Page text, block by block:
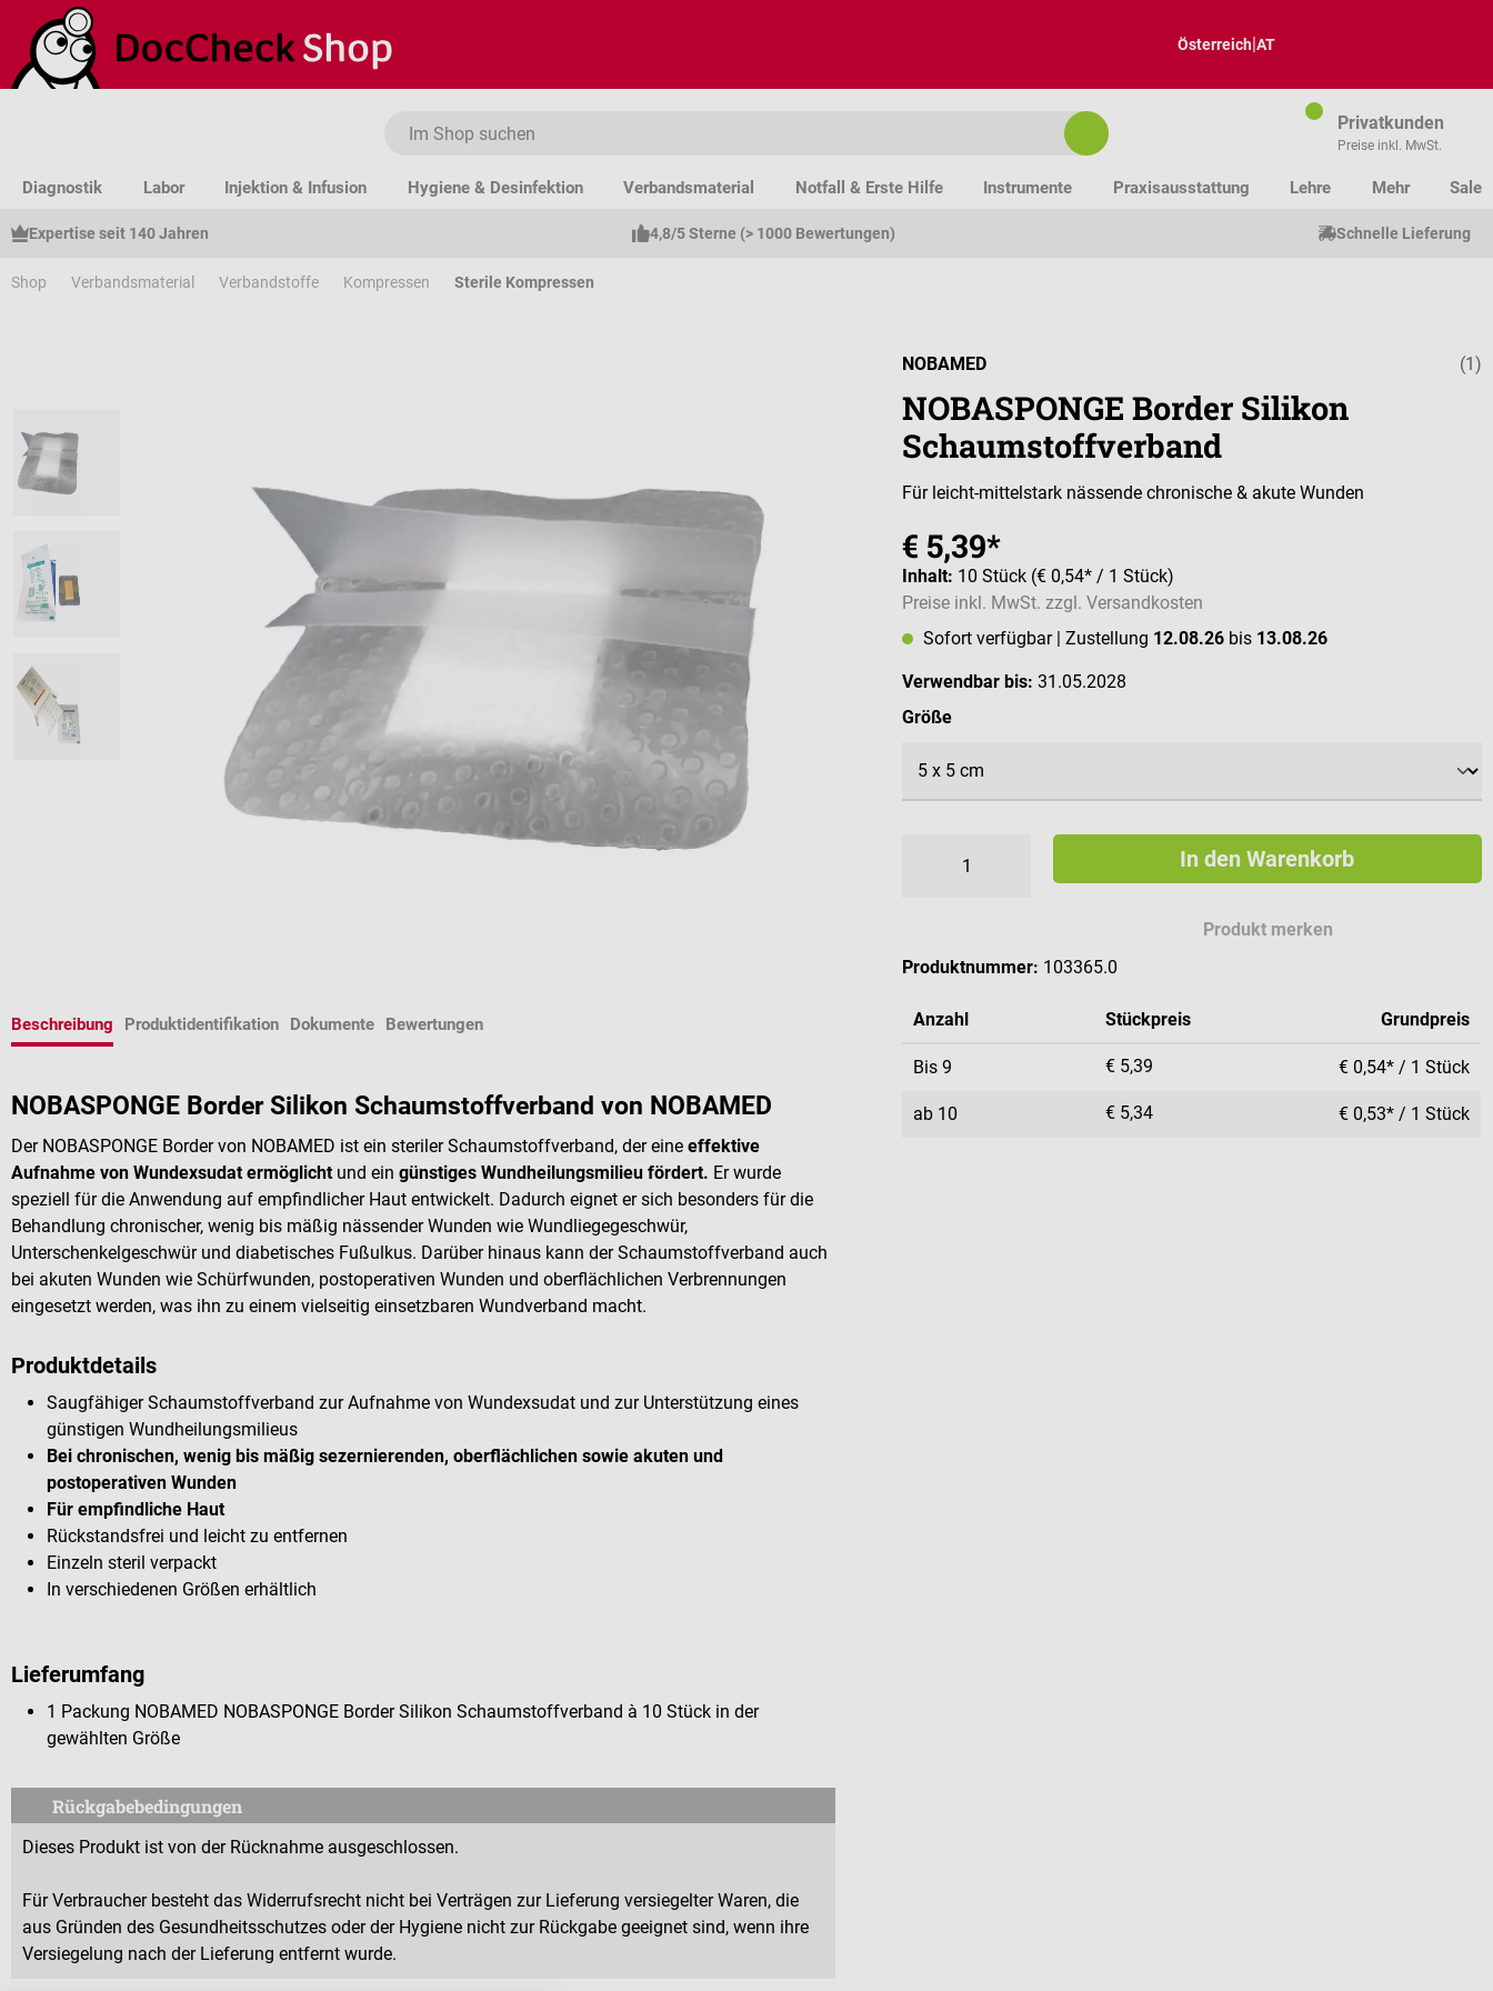
Hauptinhalt springen
Zur Suche springen
Zur Hauptnavigation springen
Österreich|AT
Privatkunden
Preise inkl. MwSt.
Diagnostik Labor Injektion & Infusion Hygiene & Desinfektion Verbandsmaterial Notfall & Erste Hilfe Instrumente Praxisausstattung Lehre Mehr Sale
Expertise seit 140 Jahren 4,8/5 Sterne (> 1000 Bewertungen) Schnelle Lieferung
Shop Verbandsmaterial Verbandstoffe Kompressen Sterile Kompressen
(1)
NOBAMED
NOBASPONGE Border Silikon
Schaumstoffverband
Für leicht-mittelstark nässende chronische & akute Wunden
€ 5,39*
Inhalt: 10 Stück (€ 0,54* / 1 Stück)
Preise inkl. MwSt. zzgl. Versandkosten
Sofort verfügbar | Zustellung 12.08.26 bis 13.08.26
Verwendbar bis: 31.05.2028
Größeauswählen
In den Warenkorb
Produkt merken
Produktnummer: 103365.0
Anzahl Stückpreis Grundpreis
Bis9 € 5,39 € 0,54* / 1 Stück
ab 10 € 5,34 € 0,53* / 1 Stück
Beschreibung Produktidentifikation Dokumente Bewertungen
NOBASPONGE Border Silikon Schaumstoffverband von NOBAMED
Der NOBASPONGE Border von NOBAMED ist ein steriler Schaumstoffverband, der eine effektive
Aufnahme von Wundexsudat ermöglicht und ein günstiges Wundheilungsmilieu fördert. Er wurde
speziell für die Anwendung auf empfindlicher Haut entwickelt. Dadurch eignet er sich besonders für die
Behandlung chronischer, wenig bis mäßig nässender Wunden wie Wundliegegeschwür,
Unterschenkelgeschwür und diabetisches Fußulkus. Darüber hinaus kann der Schaumstoffverband auch
bei akuten Wunden wie Schürfwunden, postoperativen Wunden und oberflächlichen Verbrennungen
eingesetzt werden, was ihn zu einem vielseitig einsetzbaren Wundverband macht.
Produktdetails
Saugfähiger Schaumstoffverband zur Aufnahme von Wundexsudat und zur Unterstützung eines
günstigen Wundheilungsmilieus
Bei chronischen, wenig bis mäßig sezernierenden, oberflächlichen sowie akuten und
postoperativen Wunden
Für empfindliche Haut
Rückstandsfrei und leicht zu entfernen
Einzeln steril verpackt
In verschiedenen Größen erhältlich
Lieferumfang
1 Packung NOBAMED NOBASPONGE Border Silikon Schaumstoffverband à 10 Stück in der
gewählten Größe
Rückgabebedingungen
Dieses Produkt ist von der Rücknahme ausgeschlossen.
Für Verbraucher besteht das Widerrufsrecht nicht bei Verträgen zur Lieferung versiegelter Waren, die
aus Gründen des Gesundheitsschutzes oder der Hygiene nicht zur Rückgabe geeignet sind, wenn ihre
Versiegelung nach der Lieferung entfernt wurde.